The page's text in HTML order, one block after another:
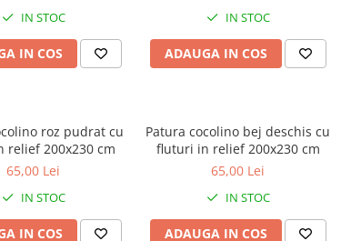
IN STOC
IN COS
IN STOC
ADAUGA IN COS
roz pudrat cu
relief 200x230 cm
65,00 Lei
IN STOC
IN COS
Patura cocolino bej deschis cu
fluturi in relief 200x230 cm
65,00 Lei
IN STOC
ADAUGA IN COS